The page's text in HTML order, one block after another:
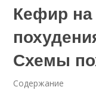
Кефир
Схемы
Содержание